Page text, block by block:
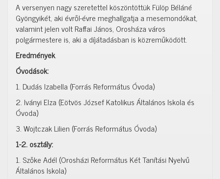
A versenyen nagy szeretettel köszöntöttük Fülöp Béláné
Gyöngyikét, aki évről-évre meghallgatja a mesemondókat,
valamint jelen volt Raffai János, Orosháza város
polgármestere is, aki a díjátadásban is közreműködött.
Eredmények.
Óvodások:
1. Dudás Izabella (Forrás Református Óvoda)
2. Iványi Elza (Eötvös József Katolikus Általános Iskola és
Óvoda)
3. Wojtczak Lilien (Forrás Református Óvoda)
1-2. osztály:
1. Szőke Adél (Orosházi Református Két Tanítási Nyelvű
Általános Iskola)